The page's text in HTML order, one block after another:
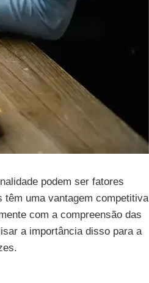
podem ser fatores
uma vantagem competitiva
com a compreensão das
a importância disso para a